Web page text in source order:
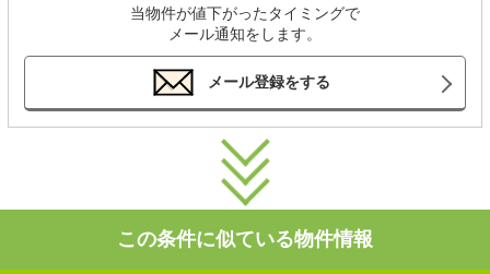
当物件が値下がったタイミングで
メール通知をします。
メール登録をする
この条件に似ている物件情報